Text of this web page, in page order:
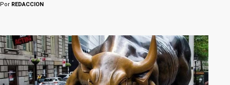
Por REDACCION